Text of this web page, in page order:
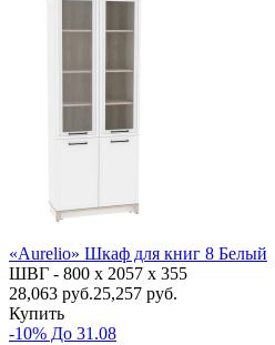
«Aurelio» Шкаф для книг 8 Белый
ШВГ - 800 х 2057 х 355
28,063 руб.25,257 руб.
Купить
-10% До 31.08